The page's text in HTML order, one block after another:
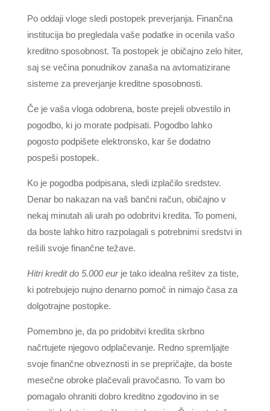
Po oddaji vloge sledi postopek preverjanja. Finančna
institucija bo pregledala vaše podatke in ocenila vašo
kreditno sposobnost. Ta postopek je običajno zelo hiter,
saj se večina ponudnikov zanaša na avtomatizirane
sisteme za preverjanje kreditne sposobnosti.
Če je vaša vloga odobrena, boste prejeli obvestilo in
pogodbo, ki jo morate podpisati. Pogodbo lahko
pogosto podpišete elektronsko, kar še dodatno
pospeši postopek.
Ko je pogodba podpisana, sledi izplačilo sredstev.
Denar bo nakazan na vaš bančni račun, običajno v
nekaj minutah ali urah po odobritvi kredita. To pomeni,
da boste lahko hitro razpolagali s potrebnimi sredstvi in
rešili svoje finančne težave.
Hitri kredit do 5.000 eurje tako idealna rešitev za tiste,
ki potrebujejo nujno denarno pomoč in nimajo časa za
dolgotrajne postopke.
Pomembno je, da po pridobitvi kredita skrbno
načrtujete njegovo odplačevanje. Redno spremljajte
svoje finančne obveznosti in se prepričajte, da boste
mesečne obroke plačevali pravočasno. To vam bo
pomagalo ohraniti dobro kreditno zgodovino in se